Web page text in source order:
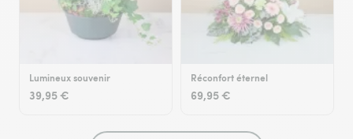
Lumineux souvenir
39,95 €
Réconfort éternel
69,95 €